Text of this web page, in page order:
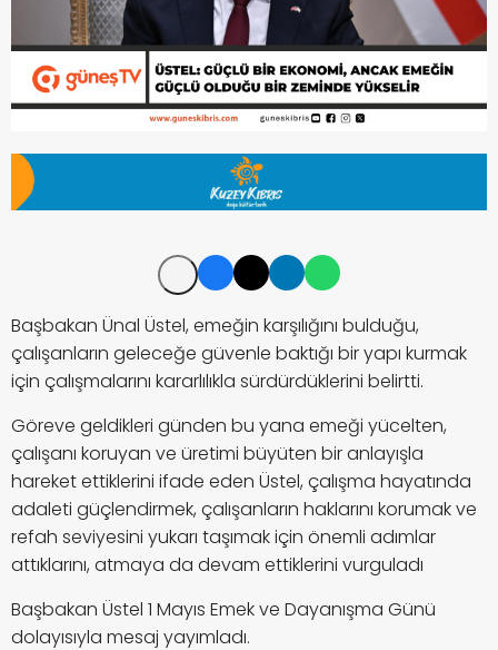
Başbakan Ünal Üstel, emeğin karşılığını bulduğu,
çalışanların geleceğe güvenle baktığı bir yapı kurmak
için çalışmalarını kararlılıkla sürdürdüklerini belirtti.
Göreve geldikleri günden bu yana emeği yücelten,
çalışanı koruyan ve üretimi büyüten bir anlayışla
hareket ettiklerini ifade eden Üstel, çalışma hayatında
adaleti güçlendirmek, çalışanların haklarını korumak ve
refah seviyesini yukarı taşımak için önemli adımlar
attıklarını, atmaya da devam ettiklerini vurguladı
Başbakan Üstel 1 Mayıs Emek ve Dayanışma Günü
dolayısıyla mesaj yayımladı.